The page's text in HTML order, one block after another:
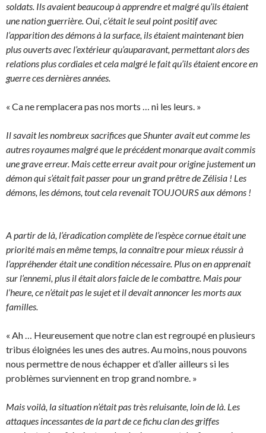
soldats. Ils avaient beaucoup à apprendre et malgré qu’ils étaient
une nation guerrière. Oui, c’était le seul point positif avec
l’apparition des démons à la surface, ils étaient maintenant bien
plus ouverts avec l’extérieur qu’auparavant, permettant alors des
relations plus cordiales et cela malgré le fait qu’ils étaient encore en
guerre ces dernières années.
« Ca ne remplacera pas nos morts … ni les leurs. »
Il savait les nombreux sacrifices que Shunter avait eut comme les
autres royaumes malgré que le précédent monarque avait commis
une grave erreur. Mais cette erreur avait pour origine justement un
démon qui s’était fait passer pour un grand prêtre de Zélisia ! Les
démons, les démons, tout cela revenait TOUJOURS aux démons !
A partir de là, l’éradication complète de l’espèce cornue était une
priorité mais en même temps, la connaître pour mieux réussir à
l’appréhender était une condition nécessaire. Plus on en apprenait
sur l’ennemi, plus il était alors faicle de le combattre. Mais pour
l’heure, ce n’était pas le sujet et il devait annoncer les morts aux
familles.
« Ah … Heureusement que notre clan est regroupé en plusieurs
tribus éloignées les unes des autres. Au moins, nous pouvons
nous permettre de nous échapper et d’aller ailleurs si les
problèmes surviennent en trop grand nombre. »
Mais voilà, la situation n’était pas très reluisante, loin de là. Les
attaques incessantes de la part de ce fichu clan des griffes